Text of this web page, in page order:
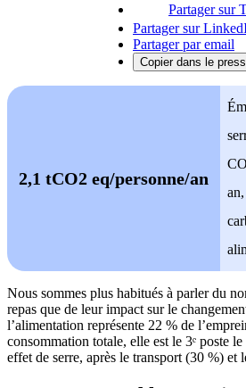
Partager sur
Partager sur
Partager par email
Copier dans le
2,1 tCO2 eq/personne/an
Nous sommes plus habitués à parler du
repas que de leur impact sur le
l’alimentation représente 22 % de
consommation totale, elle est le 3ᵉ poste
effet de serre, après le transport (30 %) et